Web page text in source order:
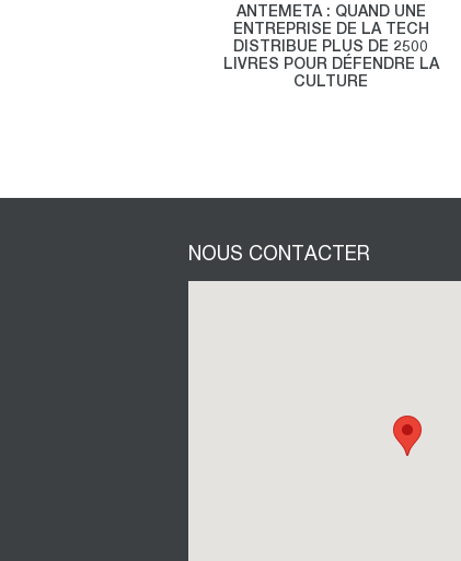
ANTEMETA : QUAND UNE
ENTREPRISE DE LA TECH
DISTRIBUE PLUS DE 2500
LIVRES POUR DÉFENDRE LA
CULTURE
NOUS CONTACTER